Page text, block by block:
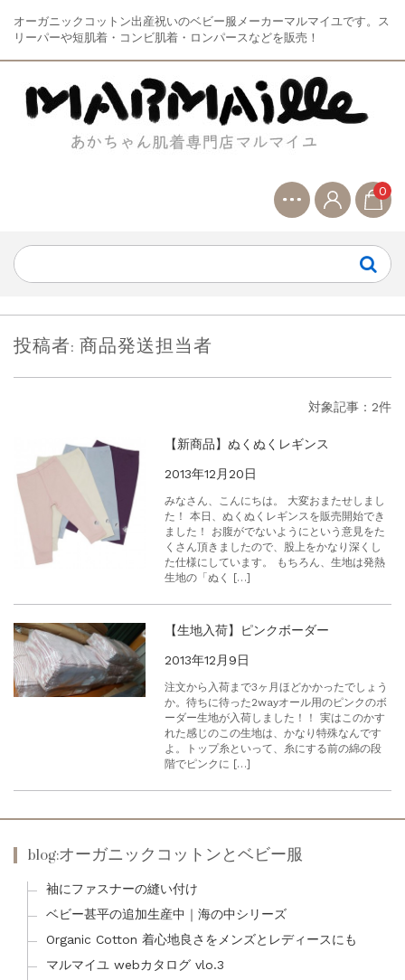
オーガニックコットン出産祝いのベビー服メーカーマルマイユです。ス
リーパーや短肌着・コンビ肌着・ロンパースなどを販売！
0
投稿者:商品発送担当者
対象記事：2件
【新商品】ぬくぬくレギンス
2013年12月20日
みなさん、こんにちは。 大変おまたせしまし
た！ 本日、ぬくぬくレギンスを販売開始でき
ました！ お腹がでないようにという意見をた
くさん頂きましたので、股上をかなり深くし
た仕様にしています。 もちろん、生地は発熱
生地の「ぬく […]
【生地入荷】ピンクボーダー
2013年12月9日
注文から入荷まで3ヶ月ほどかかったでしょう
か。待ちに待った2wayオール用のピンクのボ
ーダー生地が入荷しました！！ 実はこのかす
れた感じのこの生地は、かなり特殊なんです
よ。トップ糸といって、糸にする前の綿の段
階でピンクに […]
blog:オーガニックコットンとベビー服
袖にファスナーの縫い付け
ベビー甚平の追加生産中｜海の中シリーズ
Organic Cotton 着心地良さをメンズとレディースにも
マルマイユ webカタログ vlo.3